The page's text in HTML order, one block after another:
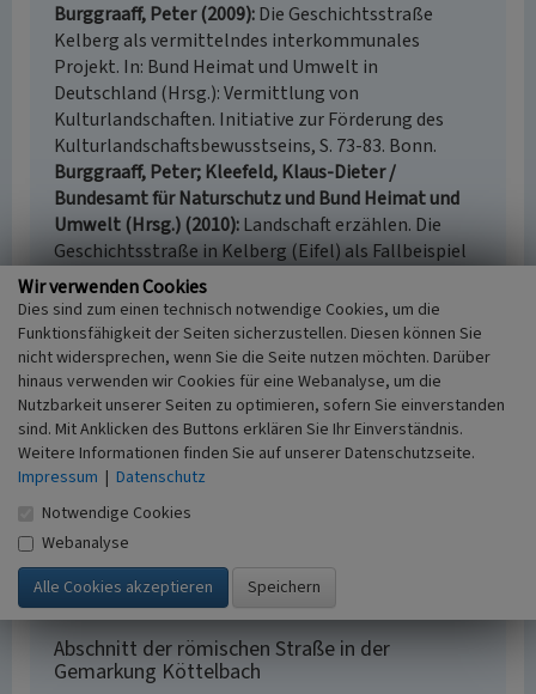
Burggraaff, Peter (2009) Die Geschichtsstraße
Kelberg als vermittelndes interkommunales
Projekt. In: Bund Heimat und Umwelt in
Deutschland (Hrsg.): Vermittlung von
Kulturlandschaften. Initiative zur Förderung des
Kulturlandschaftsbewusstseins, S. 73-83. Bonn.
Burggraaff, Peter; Kleefeld, Klaus-Dieter /
Bundesamt für Naturschutz und Bund Heimat und
Umwelt (Hrsg.) (2010) Landschaft erzählen. Die
Geschichtsstraße in Kelberg (Eifel) als Fallbeispiel
für die Erläuterung von Natur- und Kulturerbe. In:
Bund Heimat und Umwelt in Deutschland) (Hrsg.):
Wege zu Natur und Kulturlandschaft, S. 56-71. Bonn.
Burggraaff, Peter; Kleefeld, Klaus-Dieter; Mertes,
Erich (1996) Geschichte erwandern und erleben.
Erster Abschnitt der Geschichtsstraße der VG
Kelberg. In: Kreis Daun Vulkaneifel, Heimatjahrbuch
1997, S. 183-191. Daun.
Mayer, Alois; Mertes, Erich (1993)
und Literatur der Verbandsgemeinde Kelberg. S. 64-
65, Adenau.
Abschnitt der römischen Straße in der
Gemarkung Köttelbach
Wir verwenden Cookies
Dies sind zum einen technisch notwendige Cookies, um die
Funktionsfähigkeit der Seiten sicherzustellen. Diesen können Sie
nicht widersprechen, wenn Sie die Seite nutzen möchten. Darüber
hinaus verwenden wir Cookies für eine Webanalyse, um die
Nutzbarkeit unserer Seiten zu optimieren, sofern Sie einverstanden
sind. Mit Anklicken des Buttons erklären Sie Ihr Einverständnis.
Weitere Informationen finden Sie auf unserer Datenschutzseite.
Impressum | Datenschutz
Notwendige Cookies
Webanalyse